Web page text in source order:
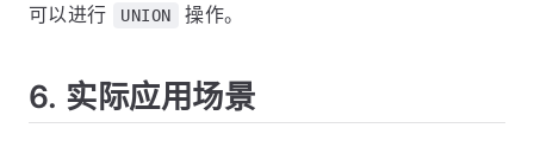
可以进行
UNION 操作。
6. 实际应用场景